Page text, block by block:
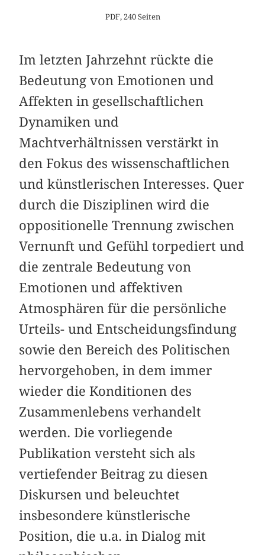
PDF, 240 Seiten
Im letzten Jahrzehnt rückte die
Bedeutung von Emotionen und
Affekten in gesellschaftlichen
Dynamiken und
Machtverhältnissen verstärkt in
den Fokus des wissenschaftlichen
und künstlerischen Interesses. Quer
durch die Disziplinen wird die
oppositionelle Trennung zwischen
Vernunft und Gefühl torpediert und
die zentrale Bedeutung von
Emotionen und affektiven
Atmosphären für die persönliche
Urteils- und Entscheidungsfindung
sowie den Bereich des Politischen
hervorgehoben, in dem immer
wieder die Konditionen des
Zusammenlebens verhandelt
werden. Die vorliegende
Publikation versteht sich als
vertiefender Beitrag zu diesen
Diskursen und beleuchtet
insbesondere künstlerische
Position, die u.a. in Dialog mit